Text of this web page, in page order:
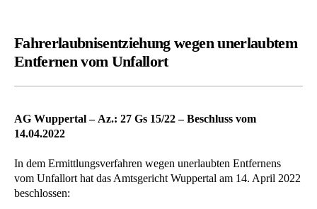
Fahrerlaubnisentziehung wegen unerlaubtem
Entfernen vom Unfallort
AG Wuppertal – Az.: 27 Gs 15/22 – Beschluss vom
14.04.2022
In dem Ermittlungsverfahren wegen unerlaubten Entfernens
vom Unfallort hat das Amtsgericht Wuppertal am 14. April 2022
beschlossen: